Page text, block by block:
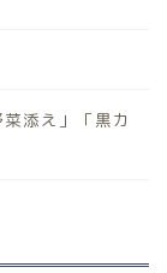
添え」「黒カ